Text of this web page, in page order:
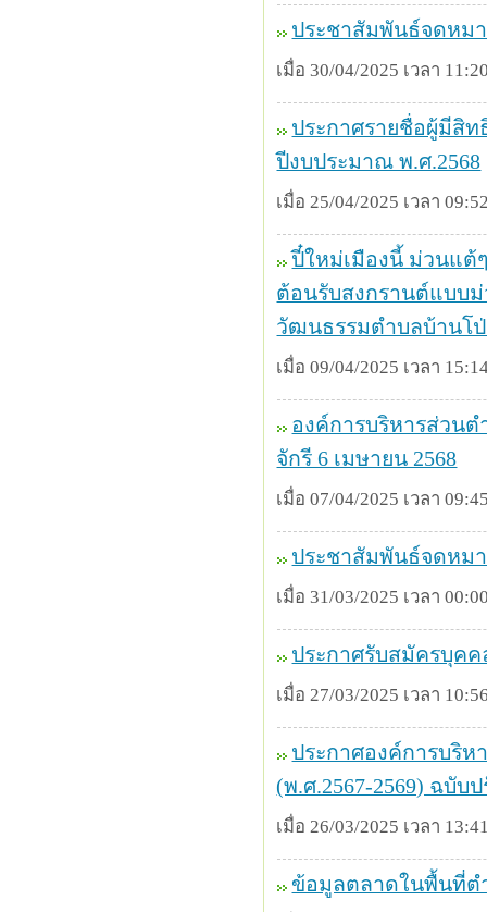
ประชาสัมพันธ์จดหมา
เมื่อ 30/04/2025 เวลา
ประกาศรายชื่อผู้มีสิท
ปีงบประมาณ พ.ศ.2568
เมื่อ 25/04/2025 เวลา
ปี๋ใหม่เมืองนี้ ม่วนแต้
ต้อนรับสงกรานต์แบบม่
วัฒนธรรมตำบลบ้านโ
เมื่อ 09/04/2025 เวลา
องค์การบริหารส่วน
จักรี 6 เมษายน 2568
เมื่อ 07/04/2025 เวลา
ประชาสัมพันธ์จดหม
เมื่อ 31/03/2025 เวลา
ประกาศรับสมัครบุคค
เมื่อ 27/03/2025 เวลา
ประกาศองค์การบริห
(พ.ศ.2567-2569) ฉบับ
เมื่อ 26/03/2025 เวลา
ข้อมูลตลาดในพื้นที่ต